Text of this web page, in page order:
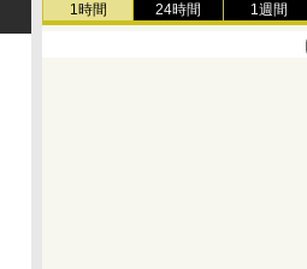
1時間 24時間 1週間